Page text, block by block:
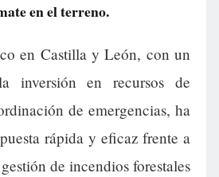
en el terreno.
en Castilla y León, con un
inversión en recursos de
de emergencias, ha
rápida y eficaz frente a
de incendios forestales